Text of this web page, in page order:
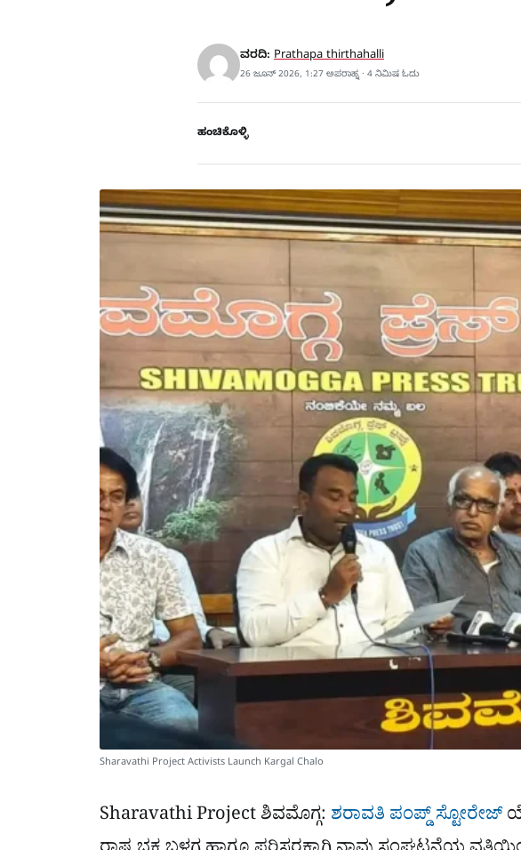
ವರದಿ: Prathapa thirthahalli
26 ಜೂನ್ 2026, 1:27 ಅಪರಾಹ್ನ · 4 ನಿಮಿಷ ಓದು
ಹಂಚಿಕೊಳ್ಳಿ
Sharavathi Project Activists Launch Kargal Chalo
Sharavathi Project ಶಿವಮೊಗ್ಗ: ಶರಾವತಿ ಪಂಪ್ಡ್ ಸ್ಟೋರೇಜ್